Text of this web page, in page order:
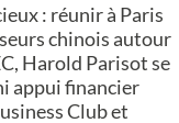
: réunir à Paris
chinois autour
Harold Parisot se
appui financier
Club et